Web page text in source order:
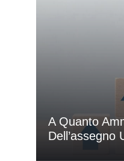
A Quanto
Dell’assegno